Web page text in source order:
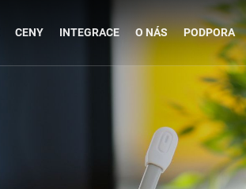
CENY INTEGRACE O NÁS PODPORA